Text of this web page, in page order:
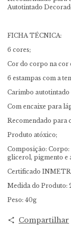
Autotintado
FICHA TÉCNICA:
6 cores;
Cor do corpo na cor
6 estampas com a
Carimbo
Com encaixe para
Recomendado para
Produto atóxico;
Composição:
glicerol, pigmento e
Certificado
Medida do Produto:
Peso: 40g
Compartilhar